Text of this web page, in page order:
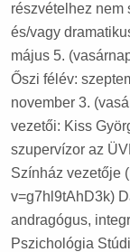
részvételhez nem
és/vagy
május 5.
Őszi félév:
november 3.
vezetői: Kiss
szupervízor az
Színház vezetője
v=g7hl9tAhD3k)
andragógus,
Pszichológia